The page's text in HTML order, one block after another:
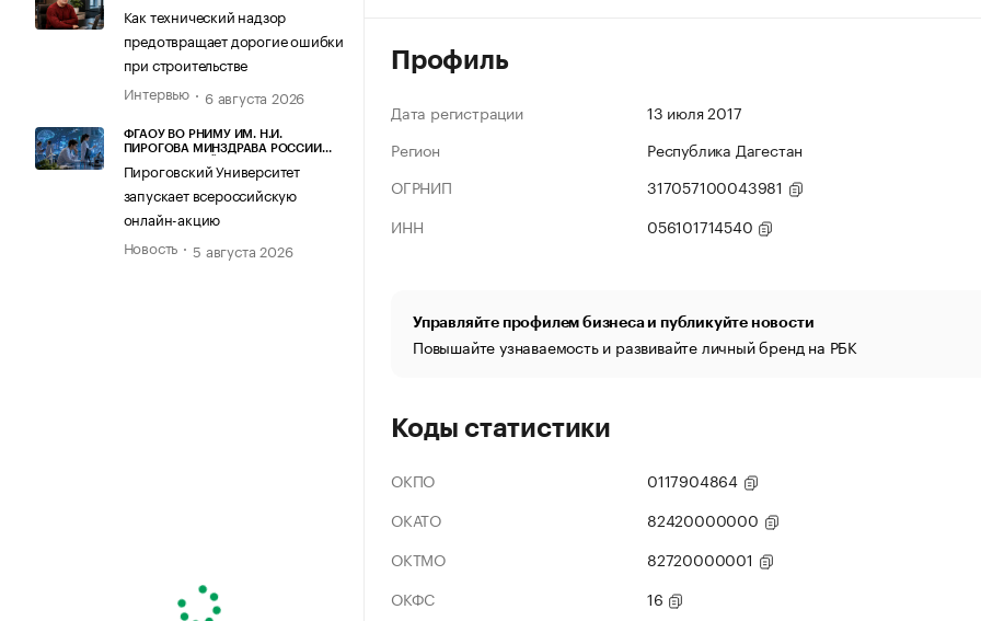
Как технический надзор
предотвращает дорогие ошибки
при строительстве
Интервью
6 августа 2026
ФГАОУ ВО РНИМУ ИМ. Н.И.
ПИРОГОВА МИНЗДРАВА РОССИИ
Пироговский Университет
запускает всероссийскую
онлайн-акцию
Новость
5 августа 2026
Профиль
Дата регистрации
13 июля 2017
Регион
Республика Дагестан
ОГРНИП
317057100043981
ИНН
056101714540
Управляйте профилем бизнеса и публикуйте новости
Повышайте узнаваемость и развивайте личный бренд на РБК
Коды статистики
ОКПО
0117904864
ОКАТО
82420000000
ОКТМО
82720000001
ОКФС
16